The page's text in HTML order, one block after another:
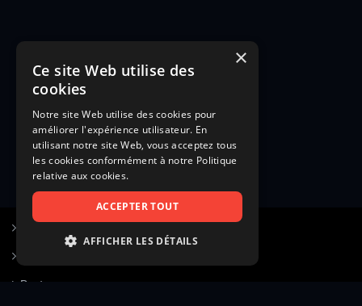
Poster une annonce
×
Ce site Web utilise des
cookies
Notre site Web utilise des cookies pour
améliorer l'expérience utilisateur. En
utilisant notre site Web, vous acceptez tous
les cookies conformément à notre Politique
relative aux cookies.
ACCEPTER TOUT
AFFICHER LES DÉTAILS